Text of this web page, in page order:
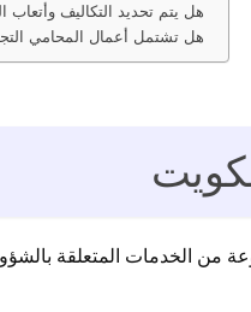
هل يتم تحديد التكاليف وأتعاب
هل تشتمل أعمال المحامي
من الخدمات المتعلقة